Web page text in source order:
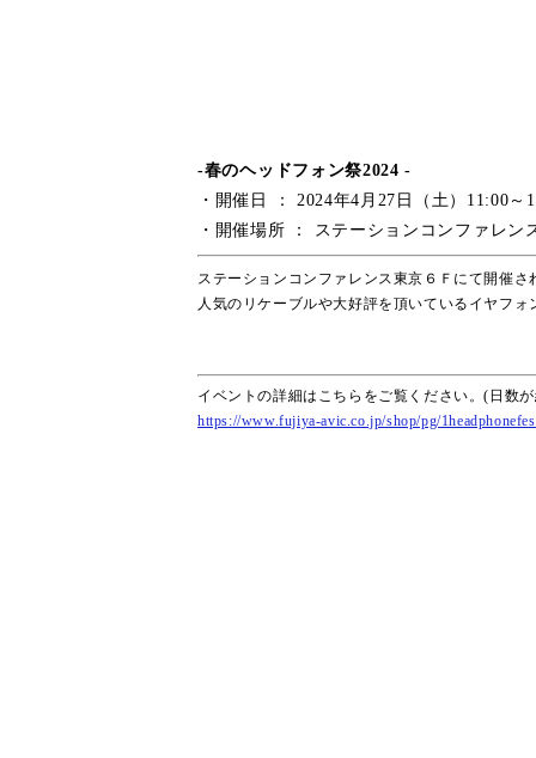
-春のヘッドフォン祭2024 -
・開催日 ： 2024年4月27日（土）11:00～
・開催場所 ： ステーションコンファレン
ステーションコンファレンス東京６Ｆにて開催
人気のリケーブルや大好評を頂いているイヤフ
イベントの詳細はこちらをご覧ください。(日数
https://www.fujiya-avic.co.jp/shop/pg/